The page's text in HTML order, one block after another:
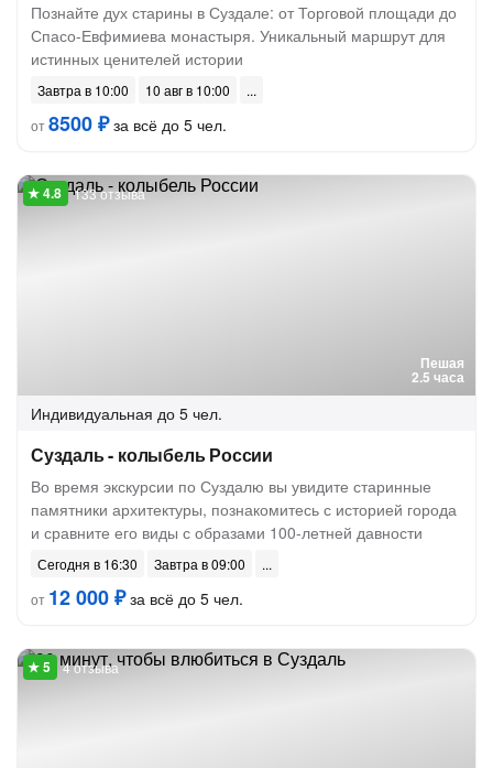
Познайте дух старины в Суздале: от Торговой площади до
Спасо-Евфимиева монастыря. Уникальный маршрут для
истинных ценителей истории
Завтра в 10:00
10 авг в 10:00
от8500 ₽за всё до 5 чел.
Пешая
2.5 часа
133 отзыва
Индивидуальная до 5 чел.
Суздаль - колыбель России
Во время экскурсии по Суздалю вы увидите старинные
памятники архитектуры, познакомитесь с историей города
и сравните его виды с образами 100-летней давности
Сегодня в 16:30
Завтра в 09:00
от 12 000 ₽за всё до 5 чел.
4 отзыва